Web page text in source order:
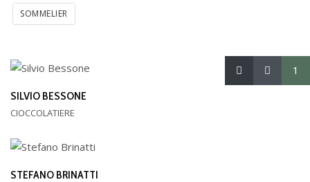
SOMMELIER
SILVIO BESSONE
CIOCCOLATIERE
STEFANO BRINATTI
1